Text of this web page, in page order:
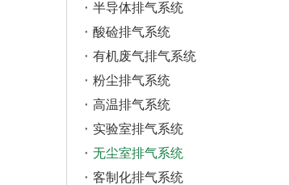
半导体排气系统
酸硷排气系统
有机废气排气系统
粉尘排气系统
高温排气系统
实验室排气系统
无尘室排气系统
客制化排气系统